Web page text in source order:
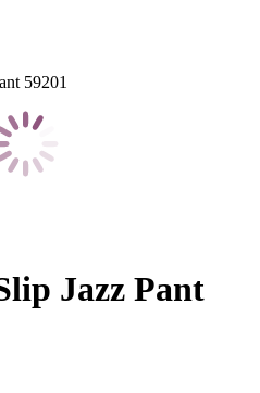
59201
Jazz Pant